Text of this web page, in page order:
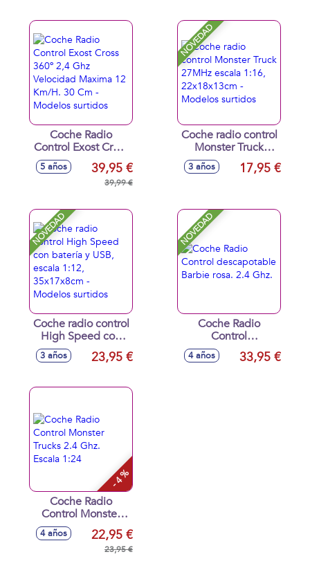
Coche Radio
Control Exost Cross
360º 2,4 Ghz
Velocidad Maxima
12 Km/H. 30 Cm -
5 años 39,95 €
39,99 €
NOVEDAD
Coche radio control
Monster Truck
27MHz escala 1:16,
22x18x13cm -
3 años 17,95 €
NOVEDAD
Coche radio control
High Speed con
batería y USB,
escala 1:12,
Modelos surtidos
3 años 23,95 €
NOVEDAD
Coche Radio
Control
descapotable
Barbie rosa. 2.4
4 años 33,95 €
- 4 %
Coche Radio
Control Monster
Trucks 2.4 Ghz.
Escala 1:24
4 años 22,95 €
23,95 €